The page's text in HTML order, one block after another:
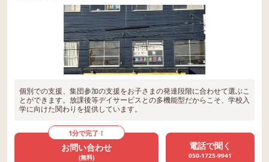
個別での支援、集団参加の支援をお子さまの発達段階に合わせて選ぶこ
とができます。放課後等デイサービスとの多機能型だからこそ、学校入
学に向けた関わりを提供しています。
1分で完了！
お問い合わせ
(無料)
電話で聞く
050-1725-9941